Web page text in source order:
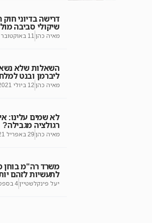
דרישה בדיוני
שיקולי סביבה
מאיה כהן 11 באוקטובר 2021
השאלות שלא
ליברמן ובנט
מאיה כהן 12 ביולי 2021
לא שמים עלינו:
רגולציה מגבילה?
מאיה כהן 29 באפריל 2021
משרד רה"מ בוחן
לתעשיות לזהם
יעל פינקלשטיין4 בספטמבר 2019